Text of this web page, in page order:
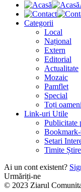
Categorii
Local
Național
Extern
Editorial
Actualitate
Mozaic
Pamflet
Special
Toți
Link-uri Utile
Publicitate
Setari
Timite Știre
Ai un cont existent?
Urmăriți-ne
© 2023 Ziarul